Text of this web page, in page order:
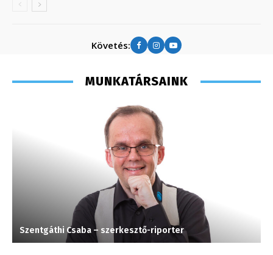
Követés:
MUNKATÁRSAINK
Szentgáthi Csaba – szerkesztő-riporter